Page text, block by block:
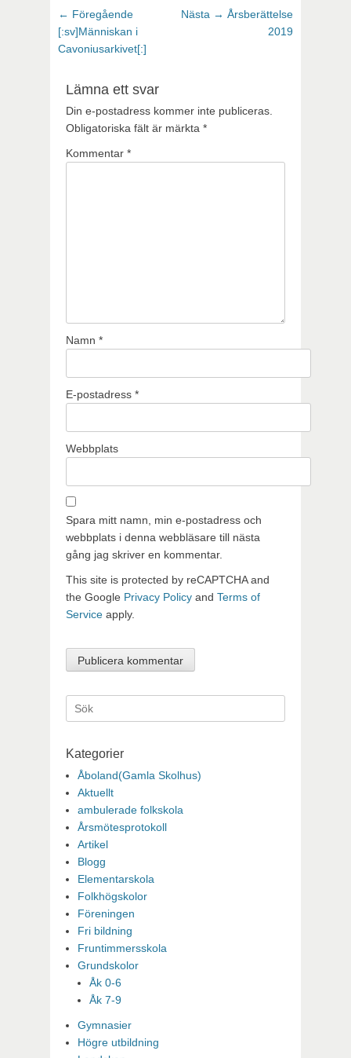
Inläggsnavigering
← FöregåendeFöregående
inlägg:
[:sv]Människan i
Cavoniusarkivet[:]
Nästa → Nästa
Årsberättelse
2019
Lämna ett svar
Din e-postadress kommer inte publiceras.
Obligatoriska fält är märkta *
Kommentar *
Namn *
E-postadress *
Webbplats
Spara mitt namn, min e-postadress och
webbplats i denna webbläsare till nästa
gång jag skriver en kommentar.
This site is protected by reCAPTCHA and
the Google Privacy Policy and Terms of
Service apply.
Sök
efter:
Kategorier
Åboland(Gamla Skolhus)
Aktuellt
ambulerade folkskola
Årsmötesprotokoll
Artikel
Blogg
Elementarskola
Folkhögskolor
Föreningen
Fri bildning
Fruntimmersskola
Grundskolor
Åk 0-6
Åk 7-9
Gymnasier
Högre utbildning